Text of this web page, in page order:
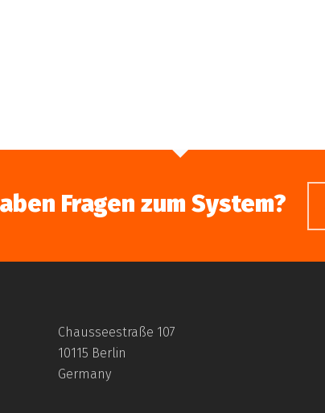
Fragen zum System?
Chausseestraße 107
10115 Berlin
Germany